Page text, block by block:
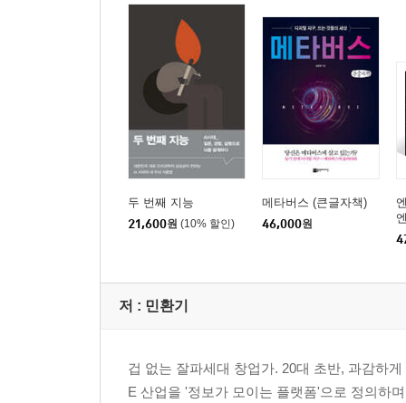
두 번째 지능
21,600원 (10% 할인)
메타버스 (큰글자책)
46,000원
저 : 민환기
겁 없는 잘파세대 창업가. 20대 초반, 과감하
E 산업을 '정보가 모이는 플랫폼'으로 정의하